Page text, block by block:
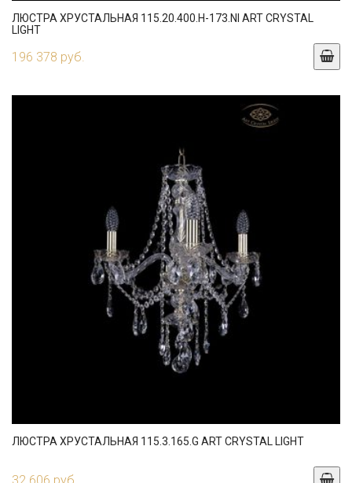
ЛЮСТРА ХРУСТАЛЬНАЯ 115.20.400.H-173.NI ART CRYSTAL
LIGHT
196 378 руб.
ЛЮСТРА ХРУСТАЛЬНАЯ 115.3.165.G ART CRYSTAL LIGHT